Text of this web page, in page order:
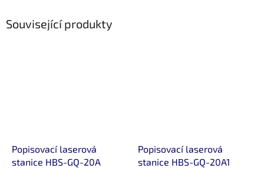
Související produkty
Popisovací laserová
stanice HBS-GQ-20A
Popisovací laserová
stanice HBS-GQ-20A1